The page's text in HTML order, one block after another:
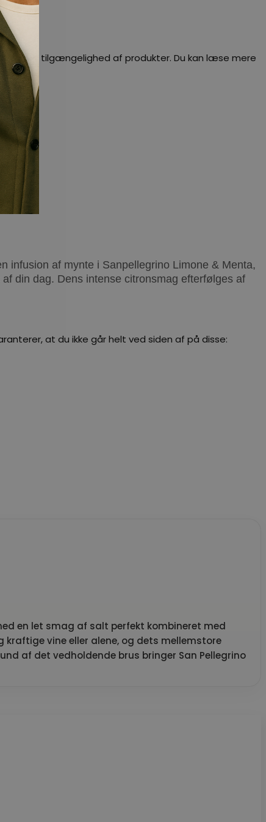
om tilgængelighed af produkter. Du kan læse mere
infusion af mynte i Sanpellegrino Limone & Menta,
din dag. Dens intense citronsmag efterfølges af
at du ikke går helt ved siden af på disse:
en let smag af salt perfekt kombineret med
vine eller alene, og dets mellemstore
af det vedholdende brus bringer San Pellegrino